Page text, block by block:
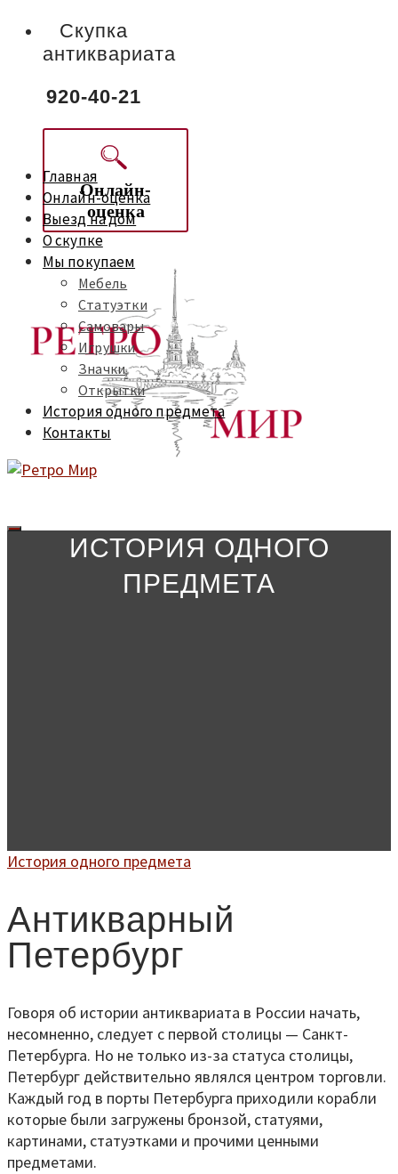
Скупка
антиквариата
920-40-21
Онлайн-
оценка
Главная
Онлайн-оценка
Выезд на дом
О скупке
Мы покупаем
Мебель
Статуэтки
Самовары
Игрушки
Значки
Открытки
История одного предмета
Контакты
ИСТОРИЯ ОДНОГО
ПРЕДМЕТА
История одного предмета
Антикварный
Петербург
Говоря об истории антиквариата в России начать,
несомненно, следует с первой столицы — Санкт-
Петербурга. Но не только из-за статуса столицы,
Петербург действительно являлся центром торговли.
Каждый год в порты Петербурга приходили корабли
которые были загружены бронзой, статуями,
картинами, статуэтками и прочими ценными
предметами.